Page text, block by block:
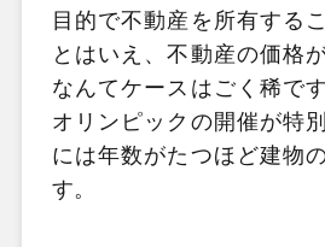
目的で不動産を所有する
とはいえ、不動産の価格
なんてケースはごく稀で
オリンピックの開催が特
には年数がたつほど建物
す。